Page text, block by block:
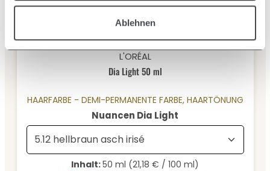
Ablehnen
Durchschnittliche Bewertung von 0 von 5 Sternen
L'ORÉAL
Dia Light 50 ml
HAARFARBE - DEMI-PERMANENTE FARBE, HAARTÖNUNG
Nuancen Dia Light
Inhalt:50 ml (21,18 € / 100 ml)